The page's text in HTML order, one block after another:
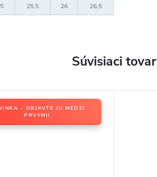
25,5 26 26,5
Súvisiaci tovar
– OBJAVTE JU MEDZI
PRVÝMI!